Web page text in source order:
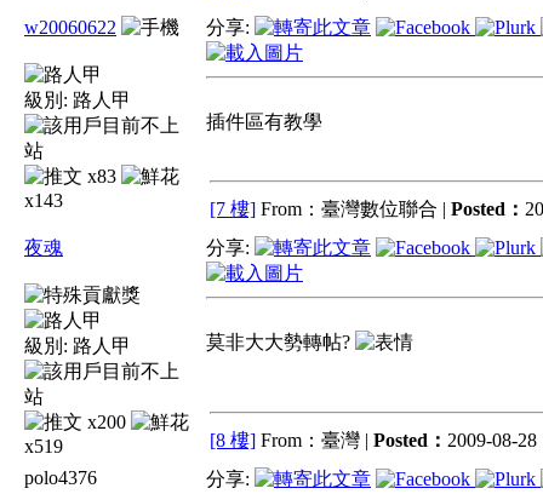
w20060622
級別: 路人甲
x83
x143
分享:
插件區有教學
[7 樓] From：臺灣數位聯合 | Posted：
夜魂
級別: 路人甲
x200
x519
分享:
莫非大大勢轉帖?
[8 樓] From：臺灣 | Posted： 2009-08-28
polo4376
分享: